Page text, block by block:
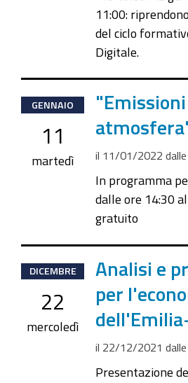
11:00:
del ciclo
Digitale.
2022-
01-
11T14:30:00+01:00
2022-
11T16:00:00+01:00
GENNAIO
11
martedì il 11/01/2022 dalle
In programma
dalle ore 14:30
gratuito
2021-
12-
22T10:00:00+01:00
2021-
DICEMBRE
22
mercoledì
Analisi e
per
il 22/12/2021 dalle
Presentazione